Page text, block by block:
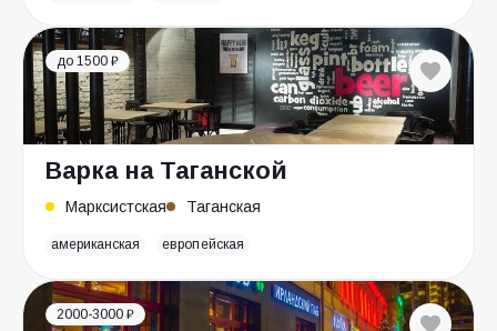
до 1500 ₽
Варка на Таганской
Марксистская Таганская
американская европейская
2000-3000 ₽